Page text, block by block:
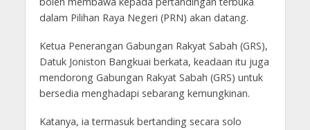
dalam Pilihan Raya Negeri (PRN) akan datang.
Ketua Penerangan Gabungan Rakyat Sabah (GRS),
Datuk Joniston Bangkuai berkata, keadaan itu juga
mendorong Gabungan Rakyat Sabah (GRS) untuk
bersedia menghadapi sebarang kemungkinan.
Katanya, ia termasuk bertanding secara solo